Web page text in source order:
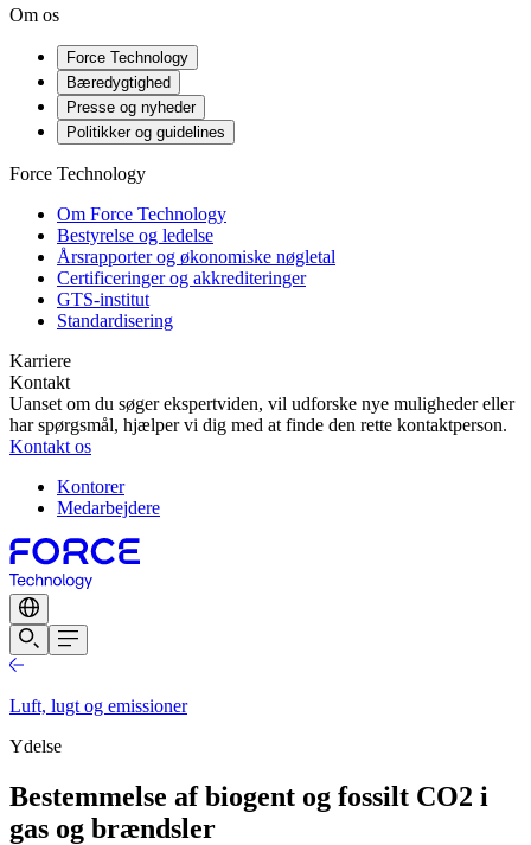
Om os
Force Technology
Bæredygtighed
Presse og nyheder
Politikker og guidelines
Force Technology
Om Force Technology
Bestyrelse og ledelse
Årsrapporter og økonomiske nøgletal
Certificeringer og akkrediteringer
GTS-institut
Standardisering
Karriere
Kontakt
Uanset om du søger ekspertviden, vil udforske nye muligheder eller
har spørgsmål, hjælper vi dig med at finde den rette kontaktperson.
Kontakt os
Kontorer
Medarbejdere
Luft, lugt og emissioner
Ydelse
Bestemmelse af biogent og fossilt CO2 i
gas og brændsler